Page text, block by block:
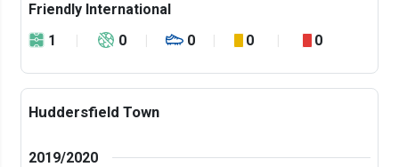
Friendly International
1
0 0 0 0
Huddersfield Town
2019/2020